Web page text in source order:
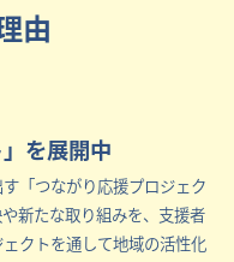
由
を展開中
「つながり応援プロジェク
新たな取り組みを、支援者
クトを通して地域の活性化